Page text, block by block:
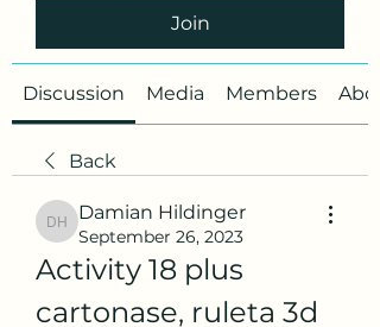
Join
Discussion Media Members
Back
Damian Hildinger
Damian Hildinger
September 26, 2023
Activity 18 plus
cartonase, ruleta 3d